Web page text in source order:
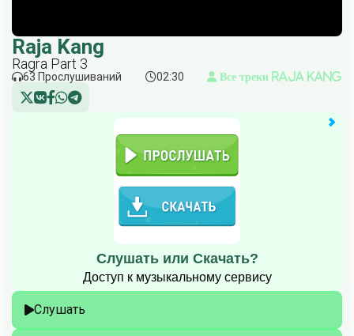
Raja Kang
Ragra Part 3
63 Прослушиваний 02:30 Все треки Raja Kang
Слушать или Скачать?
Доступ к музыкальному сервису
Слушать